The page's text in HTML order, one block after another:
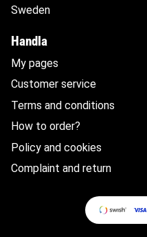
Sweden
Handla
My pages
Customer service
Terms and conditions
How to order?
Policy and cookies
Complaint and return